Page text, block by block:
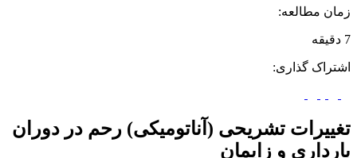
مطالعه:
گذاری:
تشریحی (آناتومیکی) رحم در دوران
و زایمان